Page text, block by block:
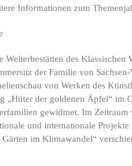
Informationen zum
Welterbestätten des
der Familie von
von Werken des
„Hüter der goldenen Äpfel“
gewidmet. Im
und internationale
im Klimawandel“